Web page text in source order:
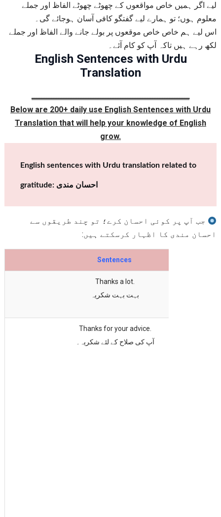
لیے اگر ہمیں خاص مواقعوں کے چھوٹے چھوٹے الفاظ اور جملے
معلوم ہوں؛ تو ہمارے لیے گفتگو کافی آسان ہوجائے گی۔
اس لیے ہم خاص خاص موقعوں پر بولے جانے والے الفاظ اور جملے
لکھ رہے ہیں تاکہ آپ کو کام آئے۔
English Sentences with Urdu
Translation
ــــــــــــــــــــــــــــــــــــــــــــــــــــــــــــــــ
Below are 200+ daily use English Sentences with Urdu
Translation that will help your knowledge of English
grow.
English sentences with Urdu translation related to
gratitude: احسان مندی
جب آپ پر کوئی احسان کرے؛ تو چند طریقوں سے
احسان مندی کا اظہار کرسکتے ہیں:
Sentences
Thanks a lot.
بہت بہت شکریہ
Thanks for your advice.
آپ کی صلاح کے لئے شکریہ۔